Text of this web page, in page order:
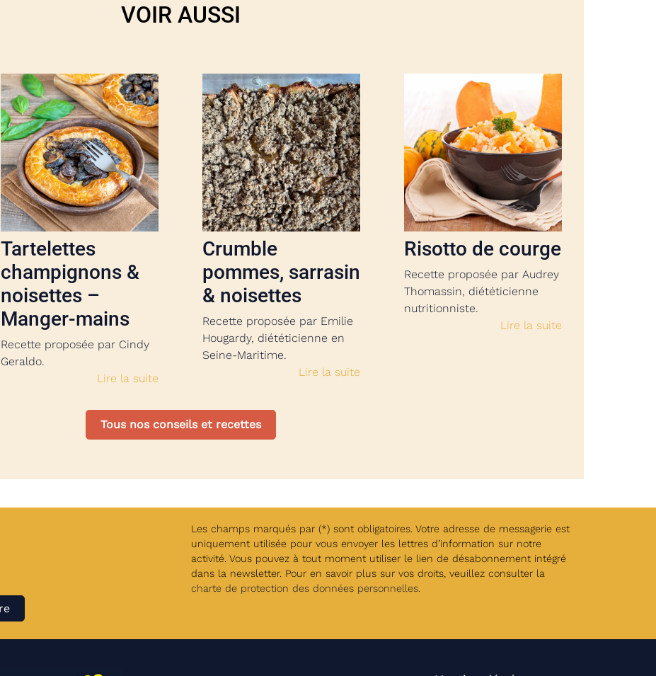
VOIR AUSSI
Tartelettes
champignons &
noisettes –
Manger-mains
Recette proposée par Cindy
Geraldo.
Lire la suite
Crumble
pommes, sarrasin
& noisettes
Recette proposée par Emilie
Hougardy, diététicienne en
Seine-Maritime.
Lire la suite
Risotto de courge
Recette proposée par Audrey
Thomassin, diététicienne
nutritionniste.
Lire la suite
Tous nos conseils et recettes
Les champs marqués par (*) sont obligatoires. Votre adresse de messagerie est
uniquement utilisée pour vous envoyer les lettres d’information sur notre
activité. Vous pouvez à tout moment utiliser le lien de désabonnement intégré
dans la newsletter. Pour en savoir plus sur vos droits, veuillez consulter la
charte de protection des données personnelles